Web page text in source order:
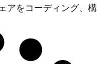
アをコーディング、構